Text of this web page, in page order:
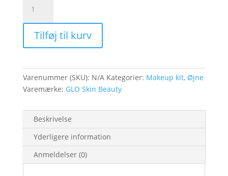
Expression
Eye
antal
Tilføj til kurv
Varenummer (SKU): N/A Kategorier: Makeup kit, Øjne
Varemærke: GLO Skin Beauty
Beskrivelse
Yderligere information
Anmeldelser (0)